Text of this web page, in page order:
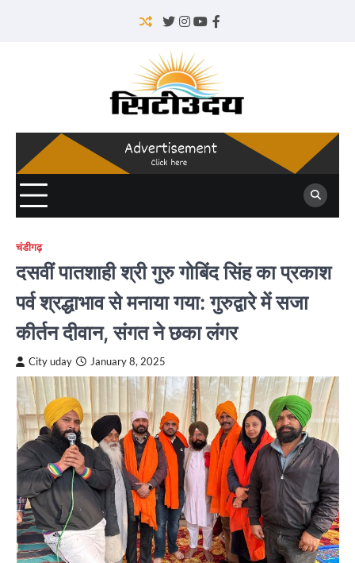
Twitter
Instagram
YouTube
Facebook
चंडीगढ़
दसवीं पातशाही श्री गुरु गोबिंद सिंह का प्रकाश
पर्व श्रद्धाभाव से मनाया गया: गुरुद्वारे में सजा
कीर्तन दीवान, संगत ने छका लंगर
City uday January 8, 2025